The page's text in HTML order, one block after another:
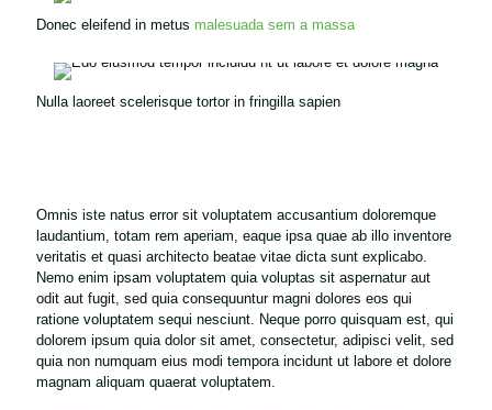
Donec eleifend in metus malesuada sem a massa
Nulla laoreet scelerisque tortor in fringilla sapien
Omnis iste natus error sit voluptatem accusantium doloremque
laudantium, totam rem aperiam, eaque ipsa quae ab illo inventore
veritatis et quasi architecto beatae vitae dicta sunt explicabo.
Nemo enim ipsam voluptatem quia voluptas sit aspernatur aut
odit aut fugit, sed quia consequuntur magni dolores eos qui
ratione voluptatem sequi nesciunt. Neque porro quisquam est, qui
dolorem ipsum quia dolor sit amet, consectetur, adipisci velit, sed
quia non numquam eius modi tempora incidunt ut labore et dolore
magnam aliquam quaerat voluptatem.